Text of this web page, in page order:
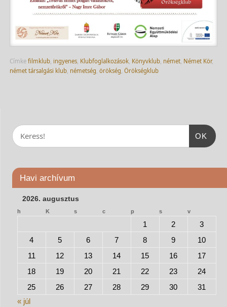
Címke filmklub, ingyenes, Klubfoglalkozások, Könyvklub, német, Német Kör,
német társalgási klub, németség örökség Örökségklub
OK
Havi archívum
2026. augusztus
h K s c p s v
1 2
3
4
5 6 7 8 9
10
11
12 13 14 15 16
17
18
19 20 21 22 23
24
25
26 27 28 29 30
31
« júl